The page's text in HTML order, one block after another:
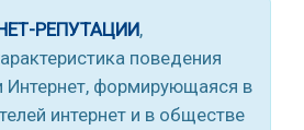
РЕПУТАЦИИ,
поведения
Интернет, формирующаяся в
интернет и в обществе